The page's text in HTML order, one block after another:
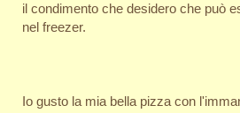
il condimento che desidero che può
nel freezer.
Io gusto la mia bella pizza con